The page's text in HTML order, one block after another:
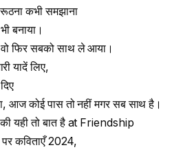
कभी समझाना
बनाया।
फिर सबको साथ ले आया।
यादें लिए,
आज कोई पास तो नहीं मगर सब साथ है।
यही तो बात है at Friendship
कविताएँ 2024,